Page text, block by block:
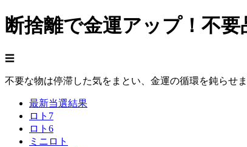
断捨離で金運アップ！不
☰
不要な物は停滞した気をまとい、金運の循環を鈍らせ
最新当選結果
ロト7
ロト6
ミニロト